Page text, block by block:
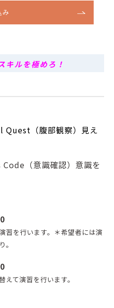
み
キルを極めろ！
（腹部観察）
見え
（意識確認） 意識を
習を行います。＊希望者には演
。
て演習を行います。